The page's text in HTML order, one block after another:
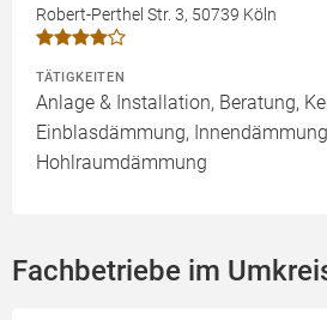
Robert-Perthel Str. 3, 50739 Köln
TÄTIGKEITEN
Anlage & Installation, Beratung,
Einblasdämmung,
Hohlraumdämmung
Fachbetriebe im